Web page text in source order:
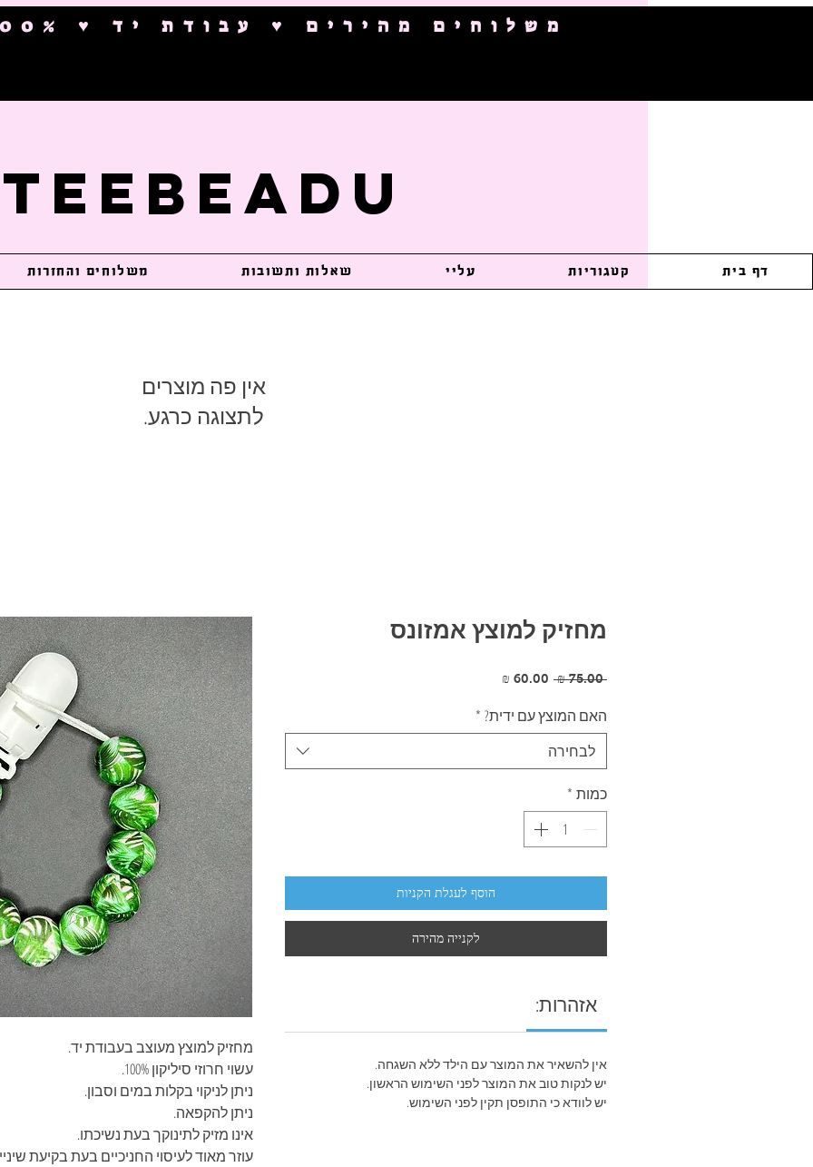
משלוחים מהירים ♥ עבודת יד ♥ 100% בטיחותי
TeeBeadU
דף בית קטגוריות עליי שאלות ותשובות משלוחים והחזרות
לתצוגה כרגע.
מחזיק למוצץ מעוצב בעבודת יד.
עשוי חרוזי סיליקון 100%.
ניתן לניקוי בקלות במים וסבון.
ניתן להקפאה.
אינו מזיק לתינוקך בעת נשיכתו.
עוזר מאוד לעיסוי החניכיים בעת בקיעת
מחזיק למוצץ אמזונס
‏75.00 ‏₪
מחיר
האם המוצץ עם ידית? *
לבחירה
כמות *
הוסף לעגלת הקניות
לקנייה מהירה
:אזהרות
אין להשאיר את המוצר עם הילד ללא השגחה.
יש לנקות טוב את המוצר לפני השימוש הראשון.
יש לוודא כי התופסן תקין לפני השימוש.